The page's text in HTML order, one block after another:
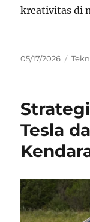
kreativitas di
Posted
05/17/2026
Tesla